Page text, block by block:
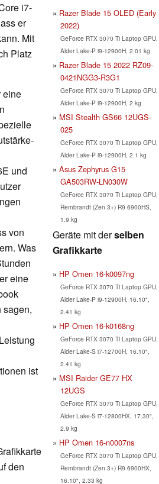
i7-
er
Mit
Platz
eine
und
von
Was
eine
sagen,
ist
den
Razer Blade 15 OLED (Early
2022)
GeForce RTX 3070 Ti Laptop GPU,
Alder Lake-P i9-12900H, 2.01 kg
Razer Blade 15 2022 RZ09-
0421NGG3-R3G1
GeForce RTX 3070 Ti Laptop GPU,
Alder Lake-P i9-12900H, 2 kg
MSI Stealth GS66 12UGS-
025
GeForce RTX 3070 Ti Laptop GPU,
Alder Lake-P i9-12900H, 2.1 kg
Asus Zephyrus G15
GA503RW-LN030W
GeForce RTX 3070 Ti Laptop GPU,
Rembrandt (Zen 3+) R9 6900HS,
1.9 kg
Geräte mit derselben
Grafikkarte
HP Omen 16-k0097ng
GeForce RTX 3070 Ti Laptop GPU,
Alder Lake-P i9-12900H, 16.10",
2.41 kg
HP Omen 16-k0168ng
GeForce RTX 3070 Ti Laptop GPU,
Alder Lake-S i7-12700H, 16.10",
2.41 kg
MSI Raider GE77 HX
12UGS
GeForce RTX 3070 Ti Laptop GPU,
Alder Lake-S i7-12800HX, 17.30",
2.9 kg
HP Omen 16-n0007ns
GeForce RTX 3070 Ti Laptop GPU,
Rembrandt (Zen 3+) R9 6900HX,
16.10", 2.33 kg